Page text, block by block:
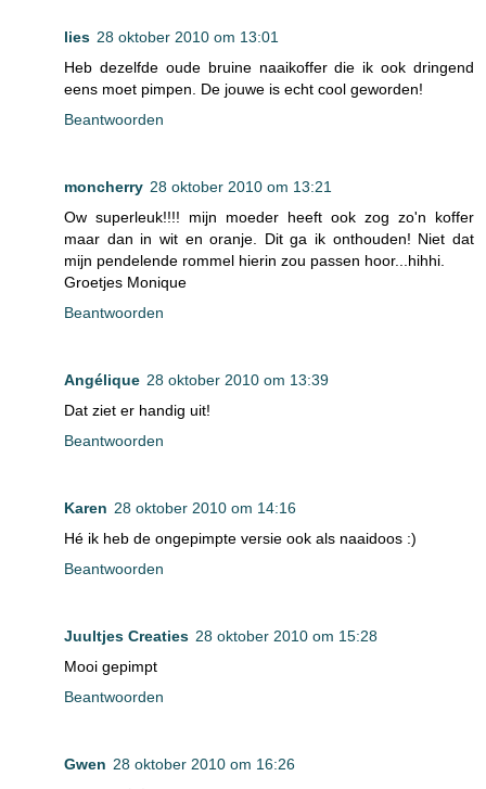
lies 28 oktober 2010 om 13:01
Heb dezelfde oude bruine naaikoffer die ik ook dringend
eens moet pimpen. De jouwe is echt cool geworden!
Beantwoorden
moncherry 28 oktober 2010 om 13:21
Ow superleuk!!!! mijn moeder heeft ook zog zo'n koffer
maar dan in wit en oranje. Dit ga ik onthouden! Niet dat
mijn pendelende rommel hierin zou passen hoor...hihhi.
Groetjes Monique
Beantwoorden
Angélique 28 oktober 2010 om 13:39
Dat ziet er handig uit!
Beantwoorden
Karen 28 oktober 2010 om 14:16
Hé ik heb de ongepimpte versie ook als naaidoos :)
Beantwoorden
Juultjes Creaties 28 oktober 2010 om 15:28
Mooi gepimpt
Beantwoorden
Gwen 28 oktober 2010 om 16:26